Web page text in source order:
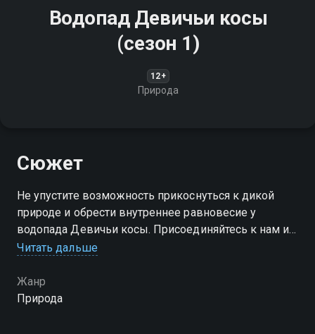
Водопад Девичьи косы
(сезон 1)
12+
Природа
Сюжет
Не упустите возможность прикоснуться к дикой
природе и обрести внутреннее равновесие у
водопада Девичьи косы. Присоединяйтесь к нам и
позвольте себе раствориться в магии этого
Посмотреть онлайн 1 сезон сериала Водопад
Читать дальше
Жанр
Природа